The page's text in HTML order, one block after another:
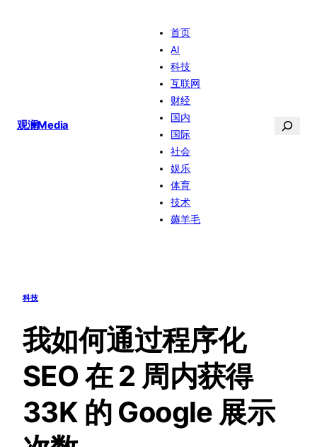
观澜Media
首页
AI
科技
互联网
财经
国内
国际
社会
娱乐
体育
技术
薅羊毛
搜
科技
我如何通过程序化
SEO 在 2 周内获得
33K 的 Google 展示